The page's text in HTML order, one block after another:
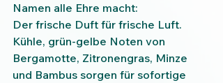
Namen alle Ehre macht:
Der frische Duft für frische Luft.
Kühle, grün-gelbe Noten von
Bergamotte, Zitronengras, Minze
und Bambus sorgen für sofortige